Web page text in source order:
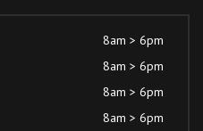
8am > 6pm
8am > 6pm
8am > 6pm
8am > 6pm